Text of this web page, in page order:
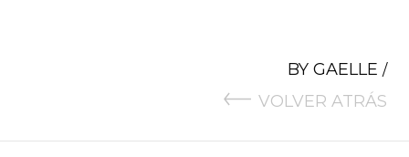
BY GAELLE /
VOLVER ATRÁS